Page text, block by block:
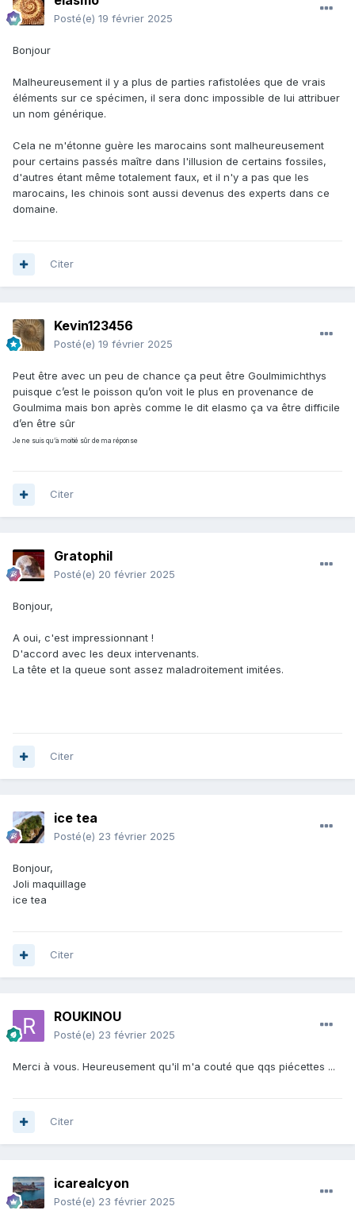
Posté(e) 19 février 2025
Bonjour
Malheureusement il y a plus de parties rafistolées que de vrais
éléments sur ce spécimen, il sera donc impossible de lui attribuer
un nom générique.
Cela ne m'étonne guère les marocains sont malheureusement
pour certains passés maître dans l'illusion de certains fossiles,
d'autres étant même totalement faux, et il n'y a pas que les
marocains, les chinois sont aussi devenus des experts dans ce
domaine.
Citer
Kevin123456
Posté(e) 19 février 2025
Peut être avec un peu de chance ça peut être Goulmimichthys
puisque c’est le poisson qu’on voit le plus en provenance de
Goulmima mais bon après comme le dit elasmo ça va être difficile
d’en être sûr
Je ne suis qu’à moitié sûr de ma réponse
Citer
Gratophil
Posté(e) 20 février 2025
Bonjour,
A oui, c'est impressionnant !
D'accord avec les deux intervenants.
La tête et la queue sont assez maladroitement imitées.
Citer
ice tea
Posté(e) 23 février 2025
Bonjour,
Joli maquillage
ice tea
Citer
ROUKINOU
Posté(e) 23 février 2025
Merci à vous. Heureusement qu'il m'a couté que qqs piécettes ...
Citer
icarealcyon
Posté(e) 23 février 2025